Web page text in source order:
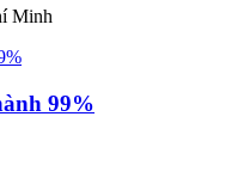
Minh
99%